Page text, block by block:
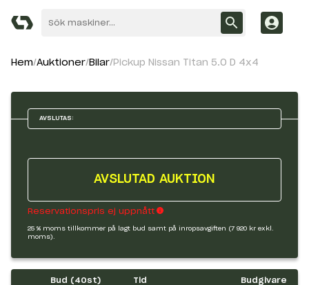
Hem Auktioner Bilar Pickup Nissan Titan 5.0 D 4x4
AVSLUTAS:
AVSLUTAD AUKTION
Reservationspris ej uppnått
25 % moms tillkommer på lagt bud samt på inropsavgiften (7 920 kr exkl.
moms).
Bud (40st) Tid Budgivare